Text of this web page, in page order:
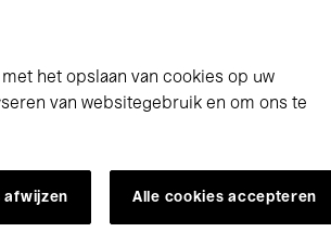
het opslaan van cookies op uw
van websitegebruik en om ons te
afwijzen Alle cookies accepteren